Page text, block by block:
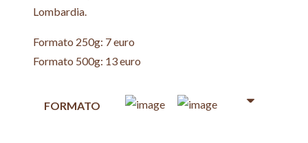
Lombardia.
Formato 250g: 7 euro
Formato 500g: 13 euro
FORMATO